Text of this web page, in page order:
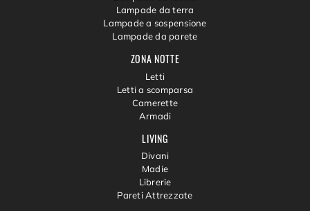
LIVING
Divani
Madie
Librerie
Pareti Attrezzate
ZONA NOTTE
Letti
Letti a scomparsa
Camerette
Armadi
Lampade da terra
Lampade a sospensione
Lampade da parete